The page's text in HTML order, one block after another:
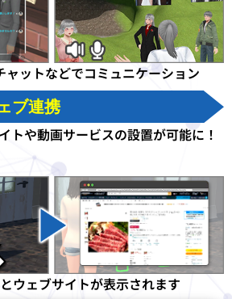
ャットなどでコミュニケーション
ブ連携
トや動画サービスの設置が可能に！
ウェブサイトが表示されます